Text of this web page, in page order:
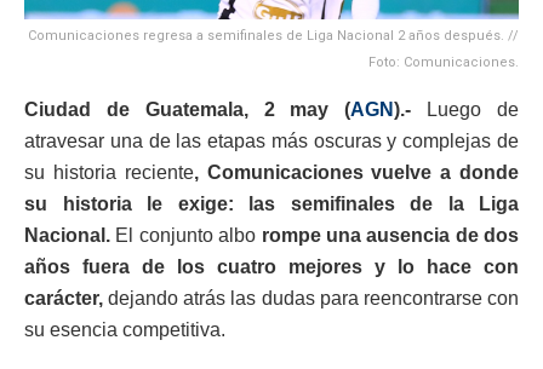
Comunicaciones regresa a semifinales de Liga Nacional 2 años después. //
Foto: Comunicaciones.
Ciudad de Guatemala, 2 may (AGN).-
Luego de
atravesar una de las etapas más oscuras y complejas de
su historia reciente, Comunicaciones vuelve a donde
su historia le exige: las semifinales de la Liga
Nacional. El conjunto albo rompe una ausencia de dos
años fuera de los cuatro mejores y lo hace con
carácter, dejando atrás las dudas para reencontrarse con
su esencia competitiva.